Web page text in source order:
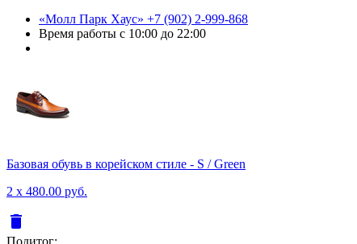
«Молл Парк Хаус» +7 (902) 2-999-868
Время работы с 10:00 до 22:00
Базовая обувь в корейском стиле - S / Green
2 x 480.00 руб.
delete
Подитог: